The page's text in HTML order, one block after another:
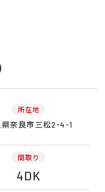
所在地
県奈良市三松2-4-1
間取り
4DK